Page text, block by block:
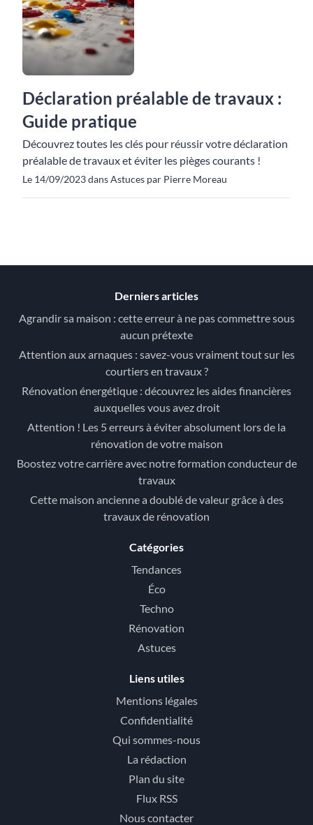
Déclaration préalable de travaux :
Guide pratique
Découvrez toutes les clés pour réussir votre déclaration
préalable de travaux et éviter les pièges courants !
Le 14/09/2023 dans Astuces par Pierre Moreau
Derniers articles
Agrandir sa maison : cette erreur à ne pas commettre sous
aucun prétexte
Attention aux arnaques : savez-vous vraiment tout sur les
courtiers en travaux ?
Rénovation énergétique : découvrez les aides financières
auxquelles vous avez droit
Attention ! Les 5 erreurs à éviter absolument lors de la
rénovation de votre maison
Boostez votre carrière avec notre formation conducteur de
travaux
Cette maison ancienne a doublé de valeur grâce à des
travaux de rénovation
Catégories
Tendances
Éco
Techno
Rénovation
Astuces
Liens utiles
Mentions légales
Confidentialité
Qui sommes-nous
La rédaction
Plan du site
Flux RSS
Nous contacter